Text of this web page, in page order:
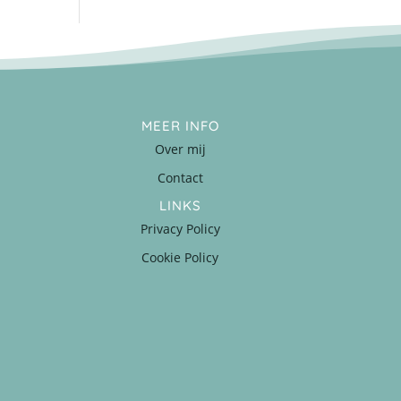
MEER INFO
Over mij
Contact
LINKS
Privacy Policy
Cookie Policy